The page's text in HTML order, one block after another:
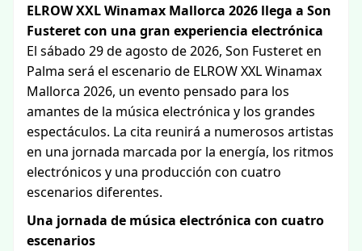
ELROW XXL Winamax Mallorca 2026 llega a Son
Fusteret con una gran experiencia electrónica
El sábado 29 de agosto de 2026, Son Fusteret en
Palma será el escenario de ELROW XXL Winamax
Mallorca 2026, un evento pensado para los
amantes de la música electrónica y los grandes
espectáculos. La cita reunirá a numerosos artistas
en una jornada marcada por la energía, los ritmos
electrónicos y una producción con cuatro
escenarios diferentes.
Una jornada de música electrónica con cuatro
escenarios